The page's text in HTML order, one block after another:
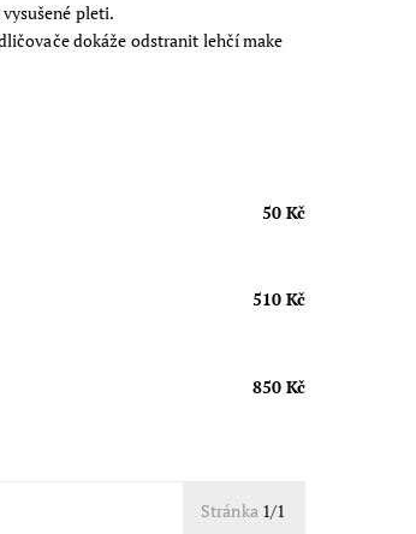
pleti.
dokáže odstranit lehčí make
50 Kč
510 Kč
850 Kč
Stránka 1/1